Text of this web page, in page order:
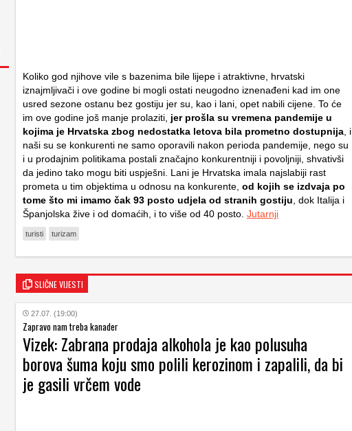
Koliko god njihove vile s bazenima bile lijepe i atraktivne, hrvatski
iznajmljivači i ove godine bi mogli ostati neugodno iznenađeni kad im one
usred sezone ostanu bez gostiju jer su, kao i lani, opet nabili cijene. To će
im ove godine još manje prolaziti, jer prošla su vremena pandemije u
kojima je Hrvatska zbog nedostatka letova bila prometno dostupnija, i
naši su se konkurenti ne samo oporavili nakon perioda pandemije, nego su
i u prodajnim politikama postali značajno konkurentniji i povoljniji, shvativši
da jedino tako mogu biti uspješni. Lani je Hrvatska imala najslabiji rast
prometa u tim objektima u odnosu na konkurente, od kojih se izdvaja po
tome što mi imamo čak 93 posto udjela od stranih gostiju, dok Italija i
Španjolska žive i od domaćih, i to više od 40 posto. Jutarnji
turisti turizam
SLIČNE VIJESTI
27.07. (19:00)
Zapravo nam treba kanader
Vizek: Zabrana prodaja alkohola je kao polusuha
borova šuma koju smo polili kerozinom i zapalili, da bi
je gasili vrčem vode